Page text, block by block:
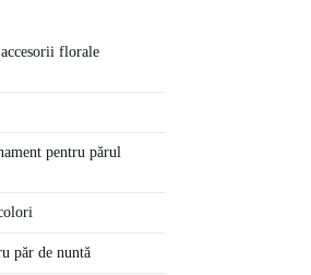
florale
pentru părul
păr de nuntă